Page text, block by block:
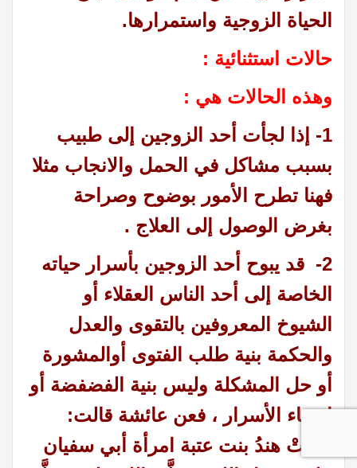
الحياة الزوجية واستمرارها.
حالات استثنائية :
وهذه الحالات هي :
1- إذا لجأت أحد الزوجين إلى طبيب
بسبب مشاكل في الحمل والانجاب مثلا
فهنا تطرح الأمور بوضوح وصراحة
بغرض الوصول إلى العلاج .
2-
قد يبوح أحد الزوجين بأسرار حياته
الخاصة إلى أحد الناس العقلاء أو
الشيوخ المعروفين بالتقوى والعدل
والحكمة بنية طلب الفتوى أوالمشورة
أو حل المشكلة وليس بنية الفضفضة أو
إفشاء الأسرار ، فعن عائشة قالت:
دخلتْ هندُ بنت عتبة امرأة أبي سفيان